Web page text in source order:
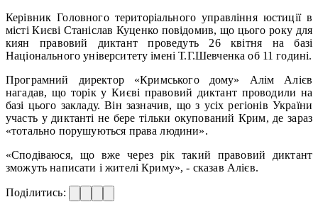
Керівник Головного територіального управління юстиції в
місті Києві Станіслав Куценко повідомив, що цього року для
киян правовий диктант проведуть 26 квітня на базі
Національного університету імені Т.Г.Шевченка об 11 годині.
Програмний директор «Кримського дому» Алім Алієв
нагадав, що торік у Києві правовий диктант проводили на
базі цього закладу. Він зазначив, що з усіх регіонів України
участь у диктанті не бере тільки окупований Крим, де зараз
«тотально порушуються права людини».
«Сподіваюся, що вже через рік такий правовий диктант
зможуть написати і жителі Криму», - сказав Алієв.
Поділитись: